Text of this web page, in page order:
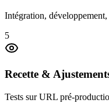
Intégration,
5
Recette &
Tests sur URL pré-